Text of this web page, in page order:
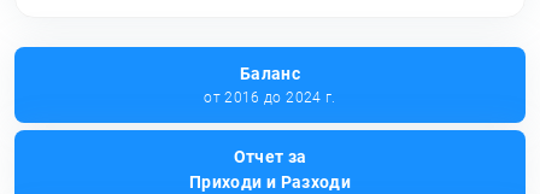
Баланс
от 2016 до 2024 г.
Отчет за
Приходи и Разходи